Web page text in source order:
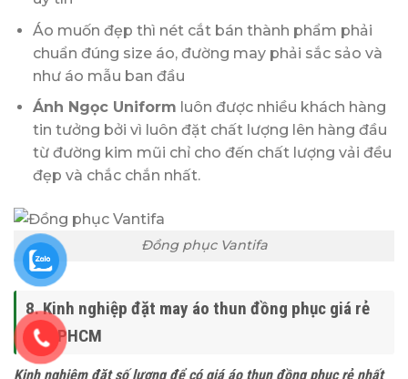
Áo muốn đẹp thì nét cắt bán thành phẩm phải
chuẩn đúng size áo, đường may phải sắc sảo và
như áo mẫu ban đầu
Ánh Ngọc Uniform luôn được nhiều khách hàng
tin tưởng bởi vì luôn đặt chất lượng lên hàng đầu
từ đường kim mũi chỉ cho đến chất lượng vải đều
đẹp và chắc chắn nhất.
Đồng phục Vantifa
8. Kinh nghiệp đặt may áo thun đồng phục giá rẻ
tại TPHCM
Kinh nghiệm đặt số lượng để có giá áo thun đồng phục rẻ nhất